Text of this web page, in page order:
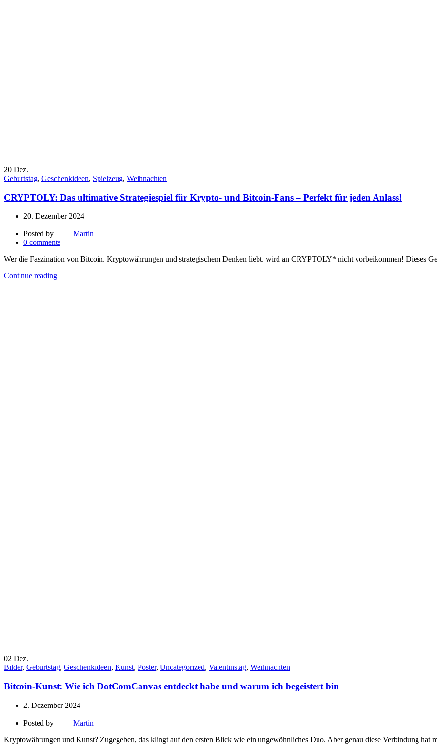
20 Dez.
Geburtstag, Geschenkideen, Spielzeug, Weihnachten
CRYPTOLY: Das ultimative Strategiespiel für Krypto- und Bitcoin-Fans – Perfekt für jeden Anlass!
20. Dezember 2024
Posted by
Martin
0 comments
Wer die Faszination von Bitcoin, Kryptowährungen und strategischem Denken liebt, wird an CRYPTOLY* nicht vorbeikommen! Dieses
Continue reading
02 Dez.
Bilder, Geburtstag, Geschenkideen, Kunst, Poster, Uncategorized, Valentinstag, Weihnachten
Bitcoin-Kunst: Wie ich DotComCanvas entdeckt habe und warum ich begeistert bin
2. Dezember 2024
Posted by
Martin
Kryptowährungen und Kunst? Zugegeben, das klingt auf den ersten Blick wie ein ungewöhnliches Duo. Aber genau diese Verbindung hat